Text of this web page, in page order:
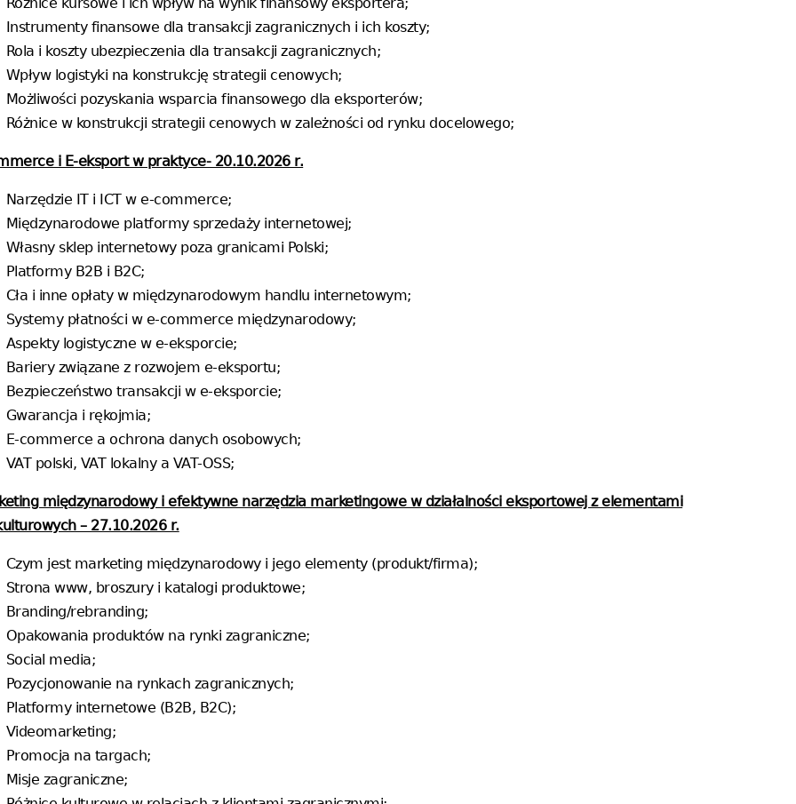
Instrumenty finansowe dla transakcji zagranicznych i ich koszty;
Rola i koszty ubezpieczenia dla transakcji zagranicznych;
Wpływ logistyki na konstrukcję strategii cenowych;
Możliwości pozyskania wsparcia finansowego dla eksporterów;
Różnice w konstrukcji strategii cenowych w zależności od rynku docelowego;
i E-eksport w praktyce- 20.10.2026 r.
Narzędzie IT i ICT w e-commerce;
Międzynarodowe platformy sprzedaży internetowej;
Własny sklep internetowy poza granicami Polski;
Platformy B2B i B2C;
Cła i inne opłaty w międzynarodowym handlu internetowym;
Systemy płatności w e-commerce międzynarodowy;
Aspekty logistyczne w e-eksporcie;
Bariery związane z rozwojem e-eksportu;
Bezpieczeństwo transakcji w e-eksporcie;
Gwarancja i rękojmia;
E-commerce a ochrona danych osobowych;
VAT polski, VAT lokalny a VAT-OSS;
międzynarodowy i efektywne narzędzia marketingowe w działalności eksportowej z elementami
– 27.10.2026 r.
Czym jest marketing międzynarodowy i jego elementy (produkt/firma);
Strona www, broszury i katalogi produktowe;
Branding/rebranding;
Opakowania produktów na rynki zagraniczne;
Social media;
Pozycjonowanie na rynkach zagranicznych;
Platformy internetowe (B2B, B2C);
Videomarketing;
Promocja na targach;
Misje zagraniczne;